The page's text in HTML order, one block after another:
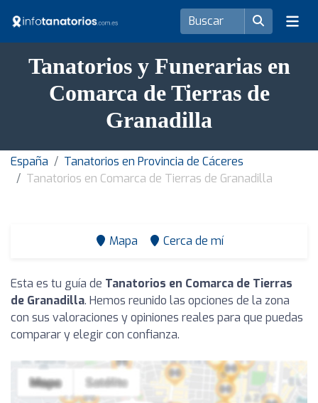
Tanatorios y Funerarias en
Comarca de Tierras de
Granadilla
España
Tanatorios en Provincia de Cáceres
Tanatorios en Comarca de Tierras de Granadilla
Mapa Cerca de mí
Esta es tu guía de Tanatorios en Comarca de Tierras
de Granadilla. Hemos reunido las opciones de la zona
con sus valoraciones y opiniones reales para que puedas
comparar y elegir con confianza.